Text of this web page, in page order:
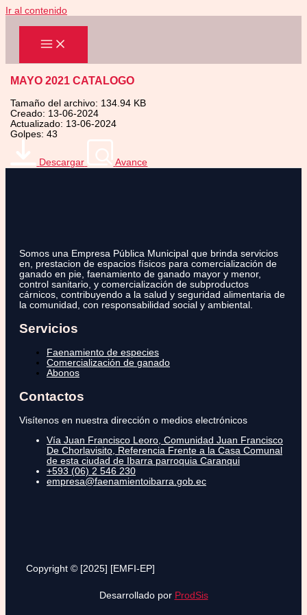
Ir al contenido
MAYO 2021 CATALOGO
Tamaño del archivo: 134.94 KB
Creado: 13-06-2024
Actualizado: 13-06-2024
Golpes: 43
Descargar Avance
Somos una Empresa Pública Municipal que brinda servicios
en, prestacion de espacios físicos para comercialización de
ganado en pie, faenamiento de ganado mayor y menor,
control sanitario, y comercialización de subproductos
cárnicos, contribuyendo a la salud y seguridad alimentaria de
la comunidad, con responsabilidad social y ambiental.
Servicios
Faenamiento de especies
Comercialización de ganado
Abonos
Contactos
Visítenos en nuestra dirección o medios electrónicos
Vía Juan Francisco Leoro, Comunidad Juan Francisco
De Chorlavisito, Referencia Frente a la Casa Comunal
de esta ciudad de Ibarra parroquia Caranqui
+593 (06) 2 546 230
empresa@faenamientoibarra.gob.ec
Copyright © [2025] [EMFI-EP]
Desarrollado por ProdSis